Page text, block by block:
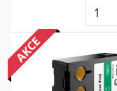
AKCE